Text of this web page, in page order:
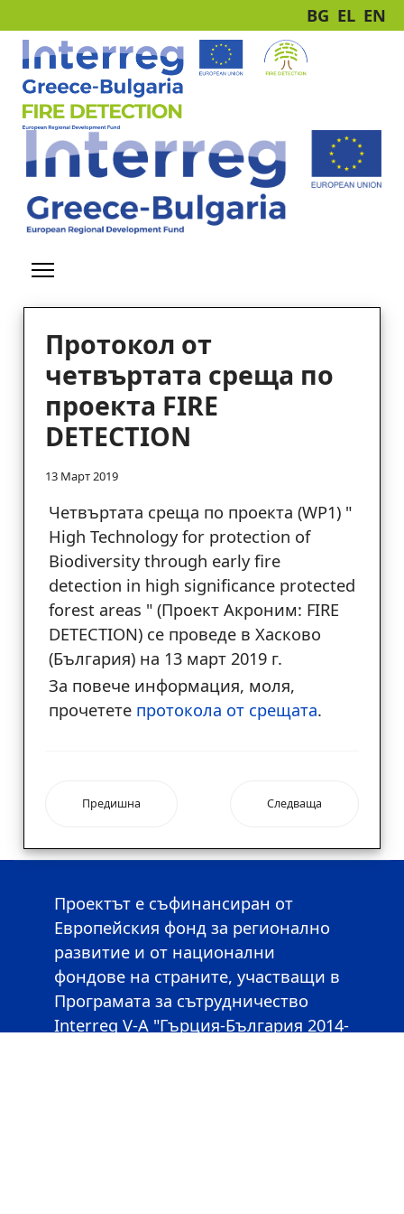
BG EL EN
Протокол от
четвъртата среща по
проекта FIRE
DETECTION
13 Март 2019
Четвъртата среща по проекта (WP1) "
High Technology for protection of
Biodiversity through early fire
detection in high significance protected
forest areas " (Проект Акроним: FIRE
DETECTION) се проведе в Хасково
(България) на 13 март 2019 г.
За повече информация, моля,
прочетете протокола от срещата.
Предишна Следваща
Проектът е съфинансиран от
Европейския фонд за регионално
развитие и от национални
фондове на страните, участващи в
Програмата за сътрудничество
Interreg V-A "Гърция-България 2014-